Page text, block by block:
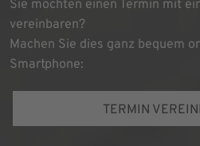
Sie möchten einen Termin mit
vereinbaren?
Machen Sie dies ganz bequem
Smartphone:
TERMIN